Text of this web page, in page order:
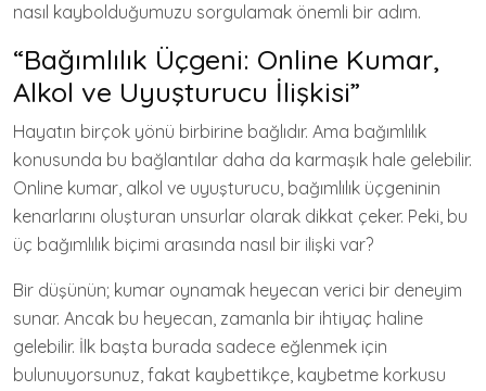
nasıl kaybolduğumuzu sorgulamak önemli bir adım.
“Bağımlılık Üçgeni: Online Kumar,
Alkol ve Uyuşturucu İlişkisi”
Hayatın birçok yönü birbirine bağlıdır. Ama bağımlılık
konusunda bu bağlantılar daha da karmaşık hale gelebilir.
Online kumar, alkol ve uyuşturucu, bağımlılık üçgeninin
kenarlarını oluşturan unsurlar olarak dikkat çeker. Peki, bu
üç bağımlılık biçimi arasında nasıl bir ilişki var?
Bir düşünün; kumar oynamak heyecan verici bir deneyim
sunar. Ancak bu heyecan, zamanla bir ihtiyaç haline
gelebilir. İlk başta burada sadece eğlenmek için
bulunuyorsunuz, fakat kaybettikçe, kaybetme korkusu